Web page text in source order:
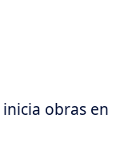
obras en